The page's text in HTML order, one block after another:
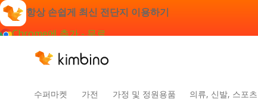
항상 손쉽게 최신 전단지 이용하기
Chrome에 추가 - 무료
수퍼마켓 가전 가정 및 정원용품 의류, 신발, 스포츠